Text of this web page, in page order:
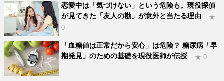
恋愛中は「気づけない」という危険も。現役探偵
が見てきた「友人の勘」が意外と当たる理由
★
0
「血糖値は正常だから安心」は危険？ 糖尿病「早
期発見」のための基礎を現役医師が伝授
★ 0